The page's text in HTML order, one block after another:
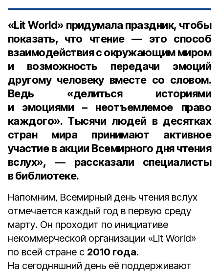
«Lit World» придумала праздник, чтобы
показать, что чтение — это способ
взаимодействия с окружающим миром
и возможность передачи эмоций
другому человеку вместе со словом.
Ведь «делиться историями
и эмоциями – неотъемлемое право
каждого». Тысячи людей в десятках
стран мира принимают активное
участие в акции Всемирного дня чтения
вслух», — рассказали специалисты
в библиотеке.
Напомним, Всемирный день чтения вслух
отмечается каждый год в первую среду
марту. Он проходит по инициативе
некоммерческой организации «Lit World»
по всей стране с 2010 года.
На сегодняшний день её поддерживают